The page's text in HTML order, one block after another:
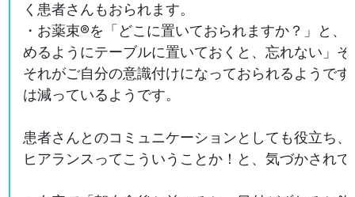
く患者さんもおられます。
・お薬束®を「どこに置いておられますか？」と、
めるようにテーブルに置いておくと、忘れない」
それがご自分の意識付けになっておられるようで
は減っているようです。
患者さんとのコミュニケーションとしても役立ち
ヒアランスってこういうことか！と、気づかされ